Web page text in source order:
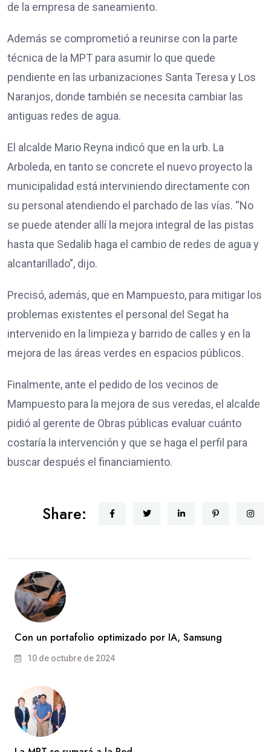
de la empresa de saneamiento.
Además se comprometió a reunirse con la parte
técnica de la MPT para asumir lo que quede
pendiente en las urbanizaciones Santa Teresa y Los
Naranjos, donde también se necesita cambiar las
antiguas redes de agua.
El alcalde Mario Reyna indicó que en la urb. La
Arboleda, en tanto se concrete el nuevo proyecto la
municipalidad está interviniendo directamente con
su personal atendiendo el parchado de las vías. “No
se puede atender allí la mejora integral de las pistas
hasta que Sedalib haga el cambio de redes de agua y
alcantarillado”, dijo.
Precisó, además, que en Mampuesto, para mitigar los
problemas existentes el personal del Segat ha
intervenido en la limpieza y barrido de calles y en la
mejora de las áreas verdes en espacios públicos.
Finalmente, ante el pedido de los vecinos de
Mampuesto para la mejora de sus veredas, el alcalde
pidió al gerente de Obras públicas evaluar cuánto
costaría la intervención y que se haga el perfil para
buscar después el financiamiento.
Share:
Con un portafolio optimizado por IA, Samsung
10 de octubre de 2024